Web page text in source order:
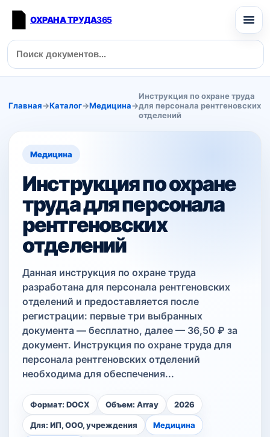
ОХРАНА ТРУДА365
Главная→Каталог→Медицина→
Инструкция по охране труда
для персонала рентгеновских
отделений
Медицина
Инструкция по охране
труда для персонала
рентгеновских
отделений
Данная инструкция по охране труда
разработана для персонала рентгеновских
отделений и предоставляется после
регистрации: первые три выбранных
документа — бесплатно, далее — 36,50 ₽ за
документ. Инструкция по охране труда для
персонала рентгеновских отделений
необходима для обеспечения...
Формат: DOCX Объем: Array 2026
Для: ИП, ООО, учреждения Медицина